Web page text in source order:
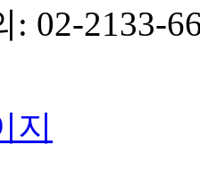
: 02-2133-
지